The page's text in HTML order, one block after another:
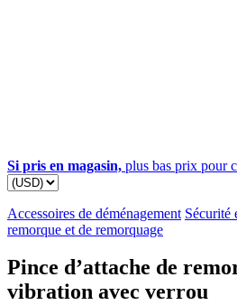
Si pris en magasin, plus bas prix pour
Accessoires de déménagement Sécurité
remorque et de remorquage
Pince d’attache de
vibration avec verrou